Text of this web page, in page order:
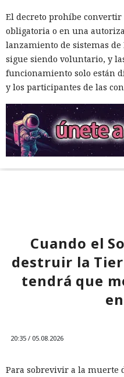
El decreto prohíbe
obligatoria o en una
lanzamiento de sistemas
sigue siendo voluntario, y
funcionamiento solo están
y los participantes de las
Cuando el
destruir la
tendrá que
20:35 / 05.08.2026
Para sobrevivir a la muerte